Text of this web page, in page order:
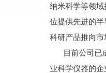
纳米科学等领
位提供先进的
科研产品推向市
目前公司已成
业科学仪器的